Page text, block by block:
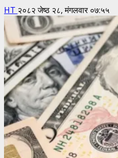
HT २०८२ जेष्ठ २८, मंगलवार ०७:५५